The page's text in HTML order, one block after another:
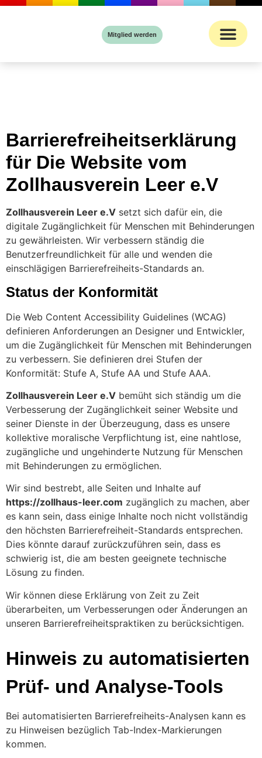
Mitglied werden
Barrierefreiheitserklärung
für Die Website vom
Zollhausverein Leer e.V
Zollhausverein Leer e.V setzt sich dafür ein, die
digitale Zugänglichkeit für Menschen mit Behinderungen
zu gewährleisten. Wir verbessern ständig die
Benutzerfreundlichkeit für alle und wenden die
einschlägigen Barrierefreiheits-Standards an.
Status der Konformität
Die Web Content Accessibility Guidelines (WCAG)
definieren Anforderungen an Designer und Entwickler,
um die Zugänglichkeit für Menschen mit Behinderungen
zu verbessern. Sie definieren drei Stufen der
Konformität: Stufe A, Stufe AA und Stufe AAA.
Zollhausverein Leer e.V bemüht sich ständig um die
Verbesserung der Zugänglichkeit seiner Website und
seiner Dienste in der Überzeugung, dass es unsere
kollektive moralische Verpflichtung ist, eine nahtlose,
zugängliche und ungehinderte Nutzung für Menschen
mit Behinderungen zu ermöglichen.
Wir sind bestrebt, alle Seiten und Inhalte auf
https://zollhaus-leer.com zugänglich zu machen, aber
es kann sein, dass einige Inhalte noch nicht vollständig
den höchsten Barrierefreiheit-Standards entsprechen.
Dies könnte darauf zurückzuführen sein, dass es
schwierig ist, die am besten geeignete technische
Lösung zu finden.
Wir können diese Erklärung von Zeit zu Zeit
überarbeiten, um Verbesserungen oder Änderungen an
unseren Barrierefreiheitspraktiken zu berücksichtigen.
Hinweis zu automatisierten
Prüf- und Analyse-Tools
Bei automatisierten Barrierefreiheits-Analysen kann es
zu Hinweisen bezüglich Tab-Index-Markierungen
kommen.